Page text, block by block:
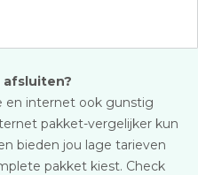
afsluiten?
en internet ook gunstig
pakket-vergelijker kun
bieden jou lage tarieven
pakket kiest. Check